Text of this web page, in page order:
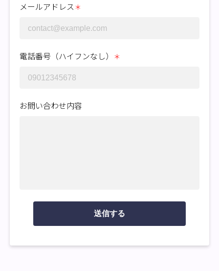
メールアドレス ＊
電話番号（ハイフンなし） ＊
お問い合わせ内容